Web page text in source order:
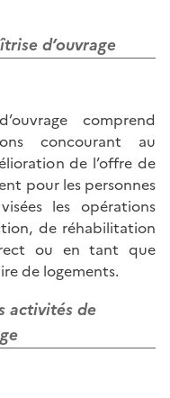
d’ouvrage
comprend
concourant au
de l’offre de
pour les personnes
les opérations
de réhabilitation
ou en tant que
de logements.
activités de